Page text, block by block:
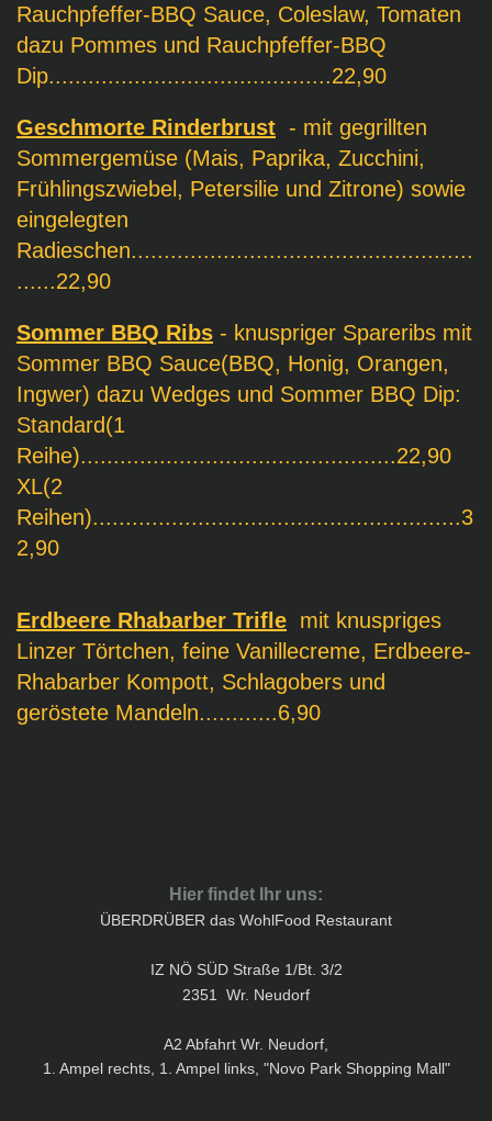
Rauchpfeffer-BBQ Sauce, Coleslaw, Tomaten
dazu Pommes und Rauchpfeffer-BBQ
Dip...........................................22,90
Geschmorte Rinderbrust - mit gegrillten
Sommergemüse (Mais, Paprika, Zucchini,
Frühlingszwiebel, Petersilie und Zitrone) sowie
eingelegten
Radieschen....................................................
......22,90
Sommer BBQ Ribs - knuspriger Spareribs mit
Sommer BBQ Sauce(BBQ, Honig, Orangen,
Ingwer) dazu Wedges und Sommer BBQ Dip:
Standard(1
Reihe)................................................22,90
XL(2
Reihen)........................................................3
2,90
Erdbeere Rhabarber Trifle mit knuspriges
Linzer Törtchen, feine Vanillecreme, Erdbeere-
Rhabarber Kompott, Schlagobers und
geröstete Mandeln............6,90
Hier findet Ihr uns:
ÜBERDRÜBER das WohlFood Restaurant
IZ NÖ SÜD Straße 1/Bt. 3/2
2351 Wr. Neudorf
A2 Abfahrt Wr. Neudorf,
1. Ampel rechts, 1. Ampel links, "Novo Park Shopping Mall "